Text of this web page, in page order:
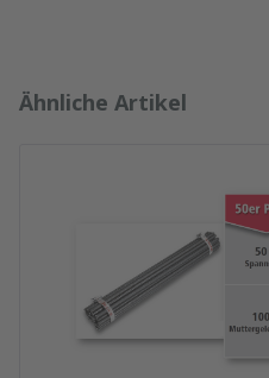
Produktgalerie überspringen
Ähnliche Artikel